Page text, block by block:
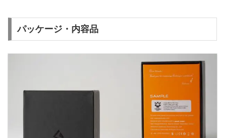
パッケージ・内容品